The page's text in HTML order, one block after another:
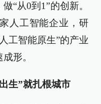
“从0到1”的创新。
人工智能企业，研
工智能原生”的产业
形。
生”就扎根城市